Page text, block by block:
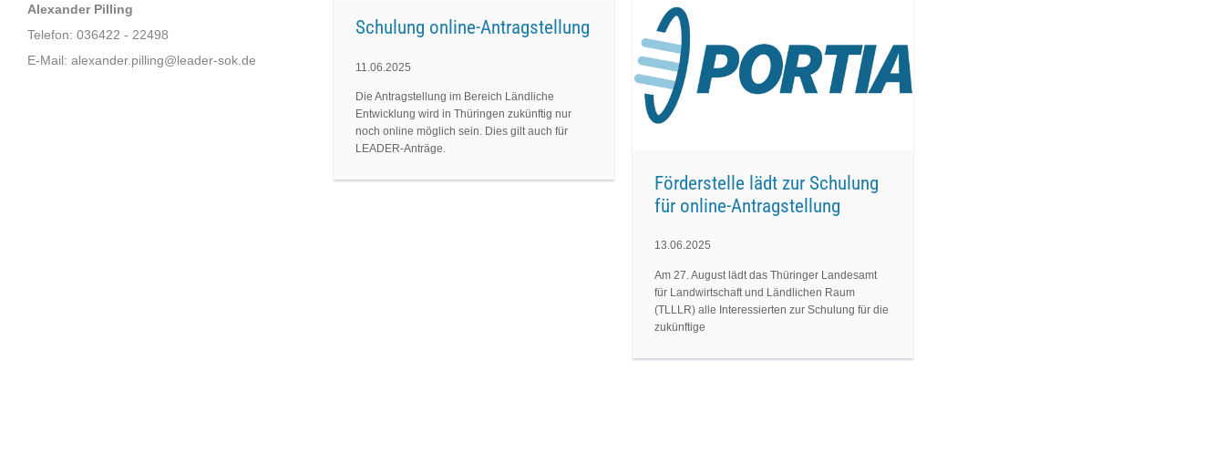
Alexander Pilling
Telefon: 036422 - 22498
E-Mail: alexander.pilling@leader-sok.de
Schulung online-Antragstellung
11.06.2025
Die Antragstellung im Bereich Ländliche
Entwicklung wird in Thüringen zukünftig nur
noch online möglich sein. Dies gilt auch für
LEADER-Anträge.
Förderstelle lädt zur Schulung
für online-Antragstellung
13.06.2025
Am 27. August lädt das Thüringer Landesamt
für Landwirtschaft und Ländlichen Raum
(TLLLR) alle Interessierten zur Schulung für die
zukünftige